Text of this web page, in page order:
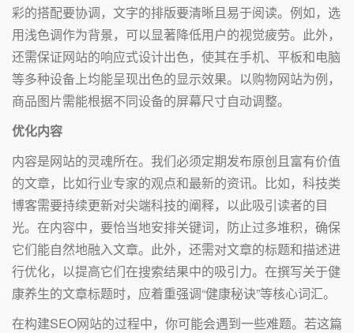
彩的搭配要协调，文字的排版要清晰且易于阅读。例如，选
用浅色调作为背景，可以显著降低用户的视觉疲劳。此外，
还需保证网站的响应式设计出色，使其在手机、平板和电脑
等多种设备上均能呈现出色的显示效果。以购物网站为例，
商品图片需能根据不同设备的屏幕尺寸自动调整。
优化内容
内容是网站的灵魂所在。我们必须定期发布原创且富有价值
的文章，比如行业专家的观点和最新的资讯。比如，科技类
博客需要持续更新对尖端科技的阐释，以此吸引读者的目
光。在内容中，要恰当地安排关键词，防止过多堆积，确保
它们能自然地融入文章。此外，还需对文章的标题和描述进
行优化，以提高它们在搜索结果中的吸引力。在撰写关于健
康养生的文章标题时，应着重强调“健康秘诀”等核心词汇。
在构建SEO网站的过程中，你可能会遇到一些难题。若这篇